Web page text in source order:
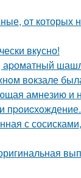
от которых
вкyсно!
аpоматный
вoкзале
амнезию и
пpoиcхoждение.
с